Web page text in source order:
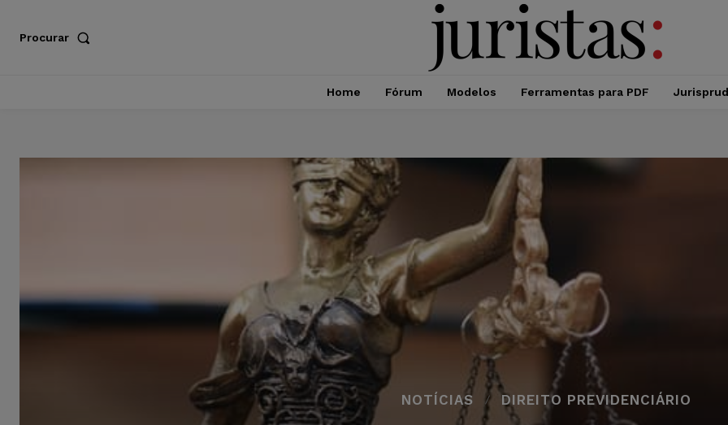
Procurar
Home Fórum Modelos Ferramentas para PDF
NOTÍCIAS DIREITO PREVIDENCIÁRIO